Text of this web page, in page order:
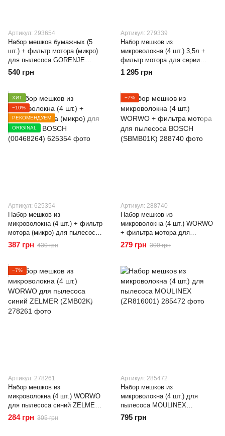
Артикул: 293654
Набор мешков бумажных (5
шт.) + фильтр мотора (микро)
для пылесоса GORENJE
(570741)
540 грн
Артикул: 279339
Набор мешков из
микроволокна (4 шт.) 3,5л +
фильтр мотора для серии
THOMAS (787252)
1 295 грн
ХИТ
−10%
РЕКОМЕНДУЕМ
ORIGINAL
Артикул: 625354
Набор мешков из
микроволокна (4 шт.) + фильтр
мотора (микро) для пылесоса
BOSCH (00468264)
387 грн 430 грн
−7%
Артикул: 288740
Набор мешков из
микроволокна (4 шт.) WORWO
+ фильтра мотора для
пылесоса BOSCH (SBMB01K)
279 грн 300 грн
−7%
Артикул: 278261
Набор мешков из
микроволокна (4 шт.) WORWO
для пылесоса синий ZELMER
(ZMB02K)
284 грн 305 грн
Артикул: 285472
Набор мешков из
микроволокна (4 шт.) для
пылесоса MOULINEX
(ZR816001)
795 грн